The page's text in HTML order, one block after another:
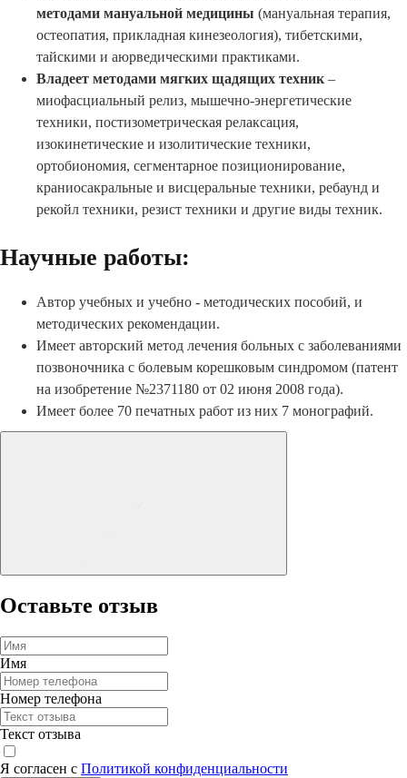
методами мануальной медицины (мануальная терапия,
остеопатия, прикладная кинезеология), тибетскими,
тайскими и аюрведическими практиками.
Владеет методами мягких щадящих техник –
миофасциальный релиз, мышечно-энергетические
техники, постизометрическая релаксация,
изокинетические и изолитические техники,
ортобиономия, сегментарное позиционирование,
краниосакральные и висцеральные техники, ребаунд и
рекойл техники, резист техники и другие виды техник.
Научные работы:
Автор учебных и учебно - методических пособий, и
методических рекомендации.
Имеет авторский метод лечения больных с заболеваниями
позвоночника с болевым корешковым синдромом (патент
на изобретение №2371180 от 02 июня 2008 года).
Имеет более 70 печатных работ из них 7 монографий.
Оставьте отзыв
Имя
Номер телефона
Текст отзыва
Я согласен с Политикой конфиденциальности